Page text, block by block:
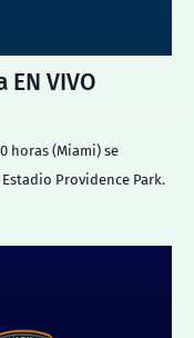
VIVO
horas (Miami) se
Providence Park.